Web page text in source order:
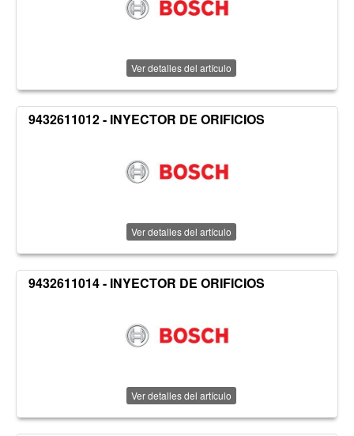
Ver detalles del artículo
9432611012 - INYECTOR DE ORIFICIOS
Ver detalles del artículo
9432611014 - INYECTOR DE ORIFICIOS
Ver detalles del artículo